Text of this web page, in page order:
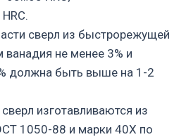
сверл из быстрорежущей
не менее 3% и
должна быть выше на 1-2
изготавливаются из
1050-88 и марки 40Х по